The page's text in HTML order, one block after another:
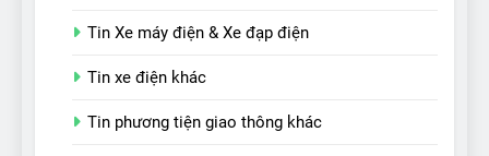
Tin Xe máy điện & Xe đạp điện
Tin xe điện khác
Tin phương tiện giao thông khác